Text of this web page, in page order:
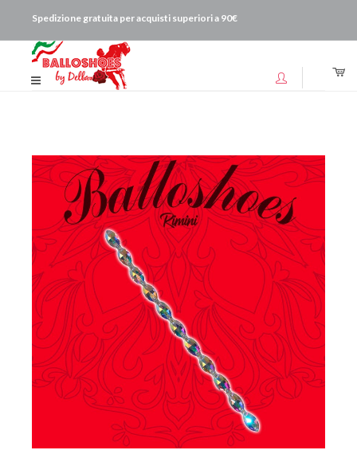
Spedizione gratuita per acquisti superiori a 90€